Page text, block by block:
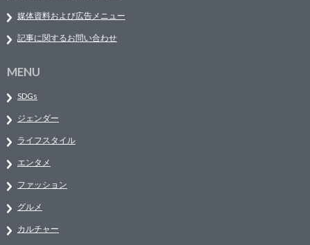
媒体資料および広告メニュー
記事に関するお問い合わせ
MENU
SDGs
ジェンダー
ライフスタイル
エンタメ
ファッション
グルメ
カルチャー